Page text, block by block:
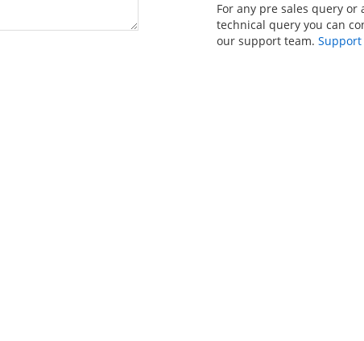
For any pre sales query or
technical query you can
our support team. Support